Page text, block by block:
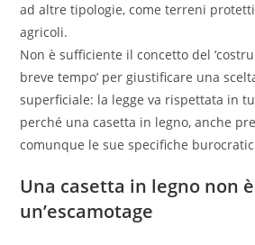
ad altre tipologie, come terreni
agricoli.
Non è sufficiente il concetto del
breve tempo’ per giustificare una
superficiale: la legge va rispettata in
perché una casetta in legno, anche
comunque le sue specifiche
Una casetta in legno non è
un’escamotage